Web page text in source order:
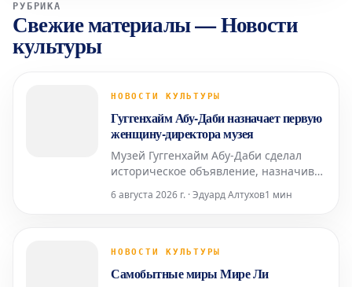
РУБРИКА
Свежие материалы—Новости
культуры
НОВОСТИ КУЛЬТУРЫ
Гуггенхайм Абу-Даби назначает первую
женщину-директора музея
Музей Гуггенхайм Абу-Даби сделал
историческое объявление, назначив
директора. Это значительное событие
6 августа 2026 г. · Эдуард Алтухов1 мин
НОВОСТИ КУЛЬТУРЫ
Самобытные миры Мире Ли